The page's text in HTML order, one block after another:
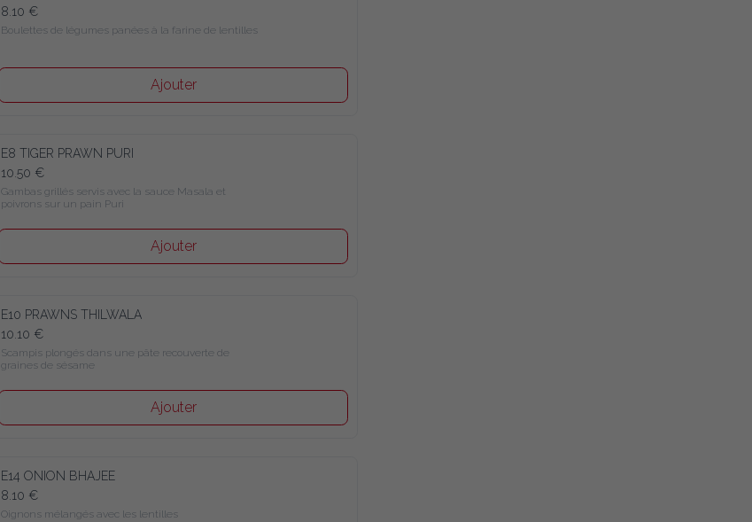
8.10 €
Boulettes de légumes panées à la farine de lentilles
Ajouter
E8 TIGER PRAWN PURI
10.50 €
Gambas grillés servis avec la sauce Masala et
poivrons sur un pain Puri
Ajouter
E10 PRAWNS THILWALA
10.10 €
Scampis plongés dans une pâte recouverte de
graines de sésame
Ajouter
E14 ONION BHAJEE
8.10 €
Oignons mélangés avec les lentilles